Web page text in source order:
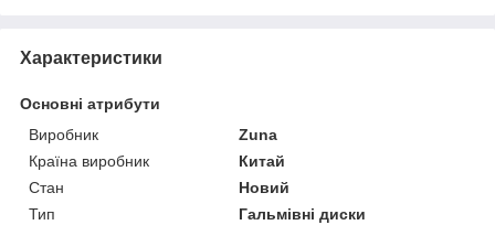
Характеристики
Основні атрибути
Виробник
Zuna
Країна виробник
Китай
Стан
Новий
Тип
Гальмівні диски